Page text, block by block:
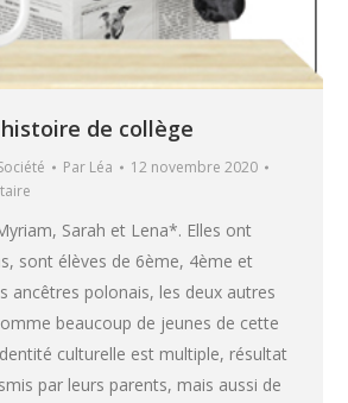
de collège
Par Léa
12 novembre 2020
Sarah et Lena*. Elles ont
sont élèves de 6ème, 4ème et
ancêtres polonais, les deux autres
beaucoup de jeunes de cette
culturelle est multiple, résultat
par leurs parents, mais aussi de